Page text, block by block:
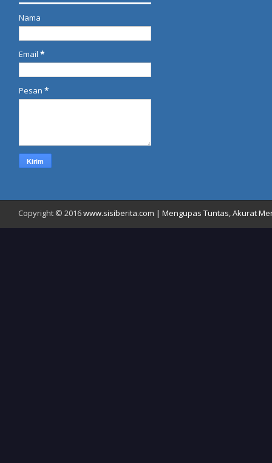
Nama
Email *
Pesan *
Copyright © 2016www.sisiberita.com | Mengupas Tuntas, Akurat